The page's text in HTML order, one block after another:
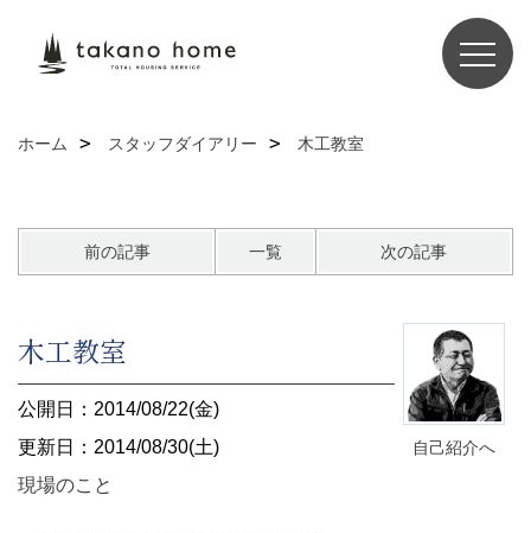
ホーム スタッフダイアリー 木工教室
前の記事 一覧 次の記事
自己紹介へ
木工教室
公開日：2014/08/22(金)
更新日：2014/08/30(土)
現場のこと